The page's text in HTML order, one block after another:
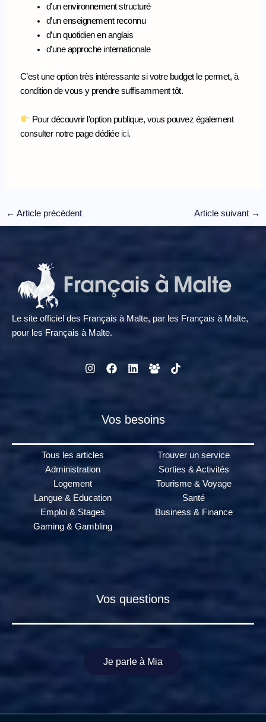
d’un environnement structuré
d’un enseignement reconnu
d’un quotidien en anglais
d’une approche internationale
C’est une option très intéressante si votre budget le permet, à
condition de vous y prendre suffisamment tôt.
Pour découvrir l’option publique, vous pouvez également
consulter notre page dédiée ici.
← Article précédent Article suivant →
Le site officiel des Français à Malte, par les Français à Malte,
pour les Français à Malte.
Vos besoins
Tous les articles
Administration
Logement
Langue & Education
Emploi & Stages
Gaming & Gambling
Trouver un service
Sorties & Activités
Tourisme & Voyage
Santé
Business & Finance
Vos questions
Je parle à Mia